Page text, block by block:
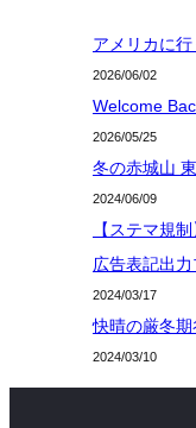
アメリカに行
2026/06/02
Welcome
2026/05/25
冬の赤城山
2024/06/09
【ステマ規
広告表記出
2024/03/17
快晴の厳冬
2024/03/10